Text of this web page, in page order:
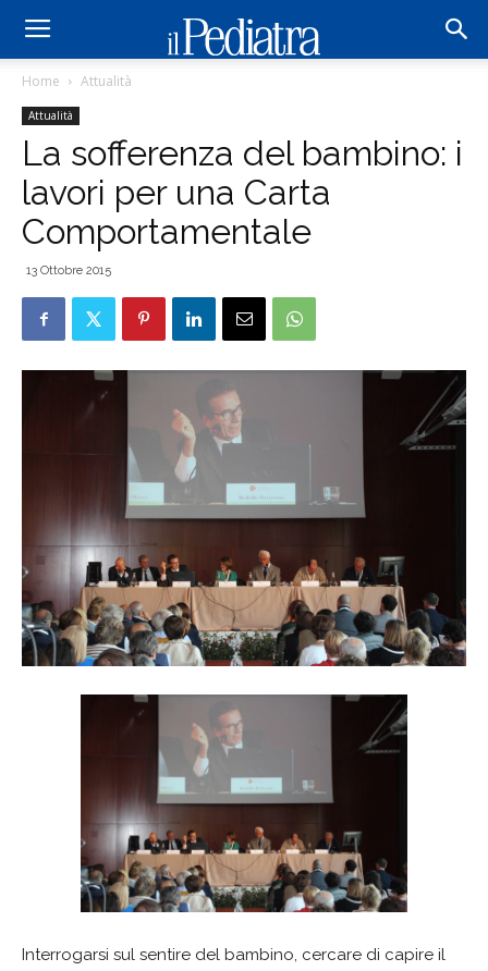
Home Attualità
Attualità
La sofferenza del bambino: i
lavori per una Carta
Comportamentale
13 Ottobre 2015
Interrogarsi sul sentire del bambino, cercare di capire il